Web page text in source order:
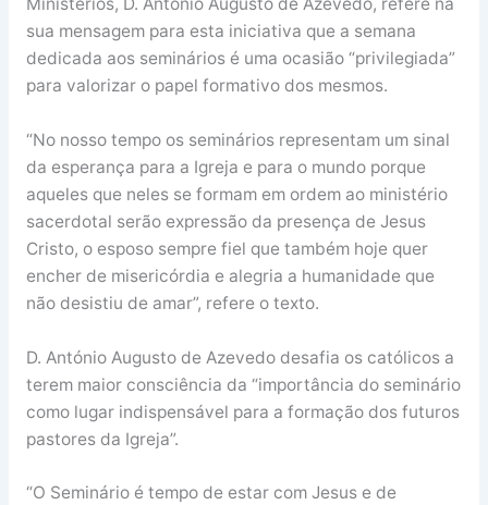
sua mensagem para esta iniciativa que a semana
dedicada aos seminários é uma ocasião “privilegiada”
para valorizar o papel formativo dos mesmos.
“No nosso tempo os seminários representam um sinal
da esperança para a Igreja e para o mundo porque
aqueles que neles se formam em ordem ao ministério
sacerdotal serão expressão da presença de Jesus
Cristo, o esposo sempre fiel que também hoje quer
encher de misericórdia e alegria a humanidade que
não desistiu de amar”, refere o texto.
D. António Augusto de Azevedo desafia os católicos a
terem maior consciência da “importância do seminário
como lugar indispensável para a formação dos futuros
pastores da Igreja”.
“O Seminário é tempo de estar com Jesus e de